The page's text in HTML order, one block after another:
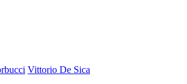
Vittorio De Sica